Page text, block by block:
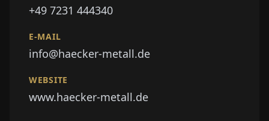
+49 7231 444340
E-MAIL
info@haecker-metall.de
WEBSITE
www.haecker-metall.de